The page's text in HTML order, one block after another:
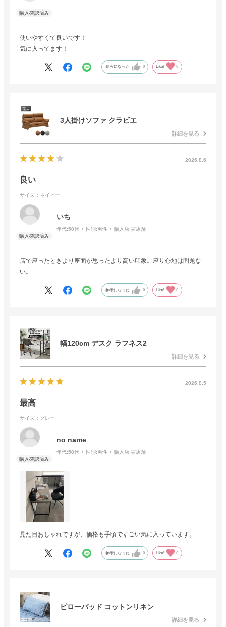
使いやすくて良いです！
気に入ってます！
参考になった 0 Like! 0
3人掛けソファ クラビエ
詳細を見る
2026.8.6
良い
サイズ：ネイビー
いち
年代:50代 性別:男性 購入店:実店舗
店で座ったときより座面が思ったより高い印象。座り心地は問題な
い。
参考になった 0 Like! 0
幅120cm デスク ラフネス2
詳細を見る
2026.8.5
最高
サイズ：グレー
no name
年代:50代 性別:男性 購入店:実店舗
見た目おしゃれですが、価格も手頃ですごい気に入っています。
参考になった 0 Like! 0
ピローパッド コットンリネン
詳細を見る